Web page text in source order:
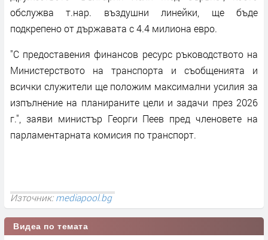
обслужва т.нар. въздушни линейки, ще бъде
подкрепено от държавата с 4.4 милиона евро.
"С предоставения финансов ресурс ръководството на
Министерството на транспорта и съобщенията и
всички служители ще положим максимални усилия за
изпълнение на планираните цели и задачи през 2026
г.", заяви министър Георги Пеев пред членовете на
парламентарната комисия по транспорт.
Източник:mediapool.bg
Видеа по темата